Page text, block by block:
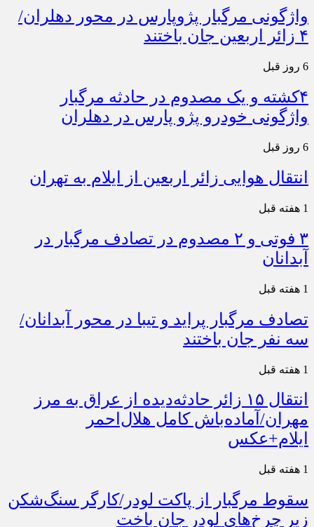
واژگونی مرگبار پژوپارس در محور دهلران/
۴ زائر اربعین جان باختند
6 روز قبل
۴کشته و یک مصدوم در حادثه مرگبار
واژگونی خودرو پژو پارس در دهلران
6 روز قبل
انتقال هوایی زائر اربعین از ایلام به تهران
1 هفته قبل
۳ فوتی و ۲ مصدوم در تصادف مرگبار در
آبدانان
1 هفته قبل
تصادف مرگبار پراید و تیبا در محور آبدانان/
سه نفر جان باختند
1 هفته قبل
انتقال ۱۵ زائر حادثه‌دیده از عراق به مرز
مهران/آماده‌باش کامل هلال‌احمر
ایلام+عکس
1 هفته قبل
سقوط مرگبار از پاکت لودر/کارگر سنگ‌شکن
زیر چرخ‌های لودر جان باخت